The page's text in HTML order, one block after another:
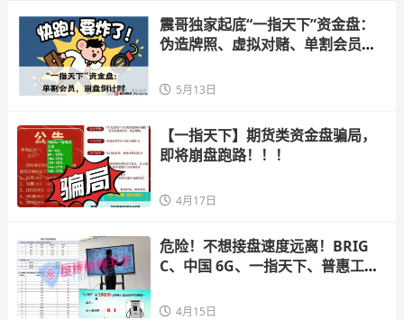
震哥独家起底“一指天下”资金盘：
伪造牌照、虚拟对赌、单割会员，
5月13日
【一指天下】期货类资金盘骗局，
即将崩盘跑路！！！
4月17日
危险！不想接盘速度远离！BRIG
C、中国 6G、一指天下、普惠工
量！4月15日